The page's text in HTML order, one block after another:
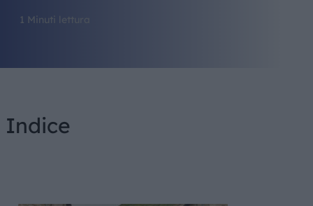
1 Minuti lettura
Indice